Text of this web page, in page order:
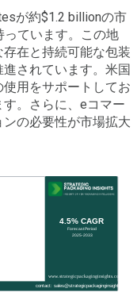
が約$1.2 billionの市
っています。この地
在と持続可能な包装
されています。米国
用をサポートしてお
。さらに、eコマー
の必要性が市場拡大